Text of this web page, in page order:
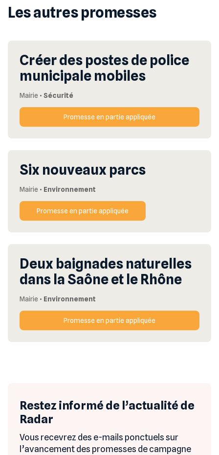
Les autres promesses
Créer des postes de police
municipale mobiles
Mairie • Sécurité
Promesse en partie appliquée
Six nouveaux parcs
Mairie • Environnement
Promesse en partie appliquée
Deux baignades naturelles
dans la Saône et le Rhône
Mairie • Environnement
Promesse en partie appliquée
Restez informé de l’actualité de
Radar
Vous recevrez des e-mails ponctuels sur
l’avancement des promesses de campagne